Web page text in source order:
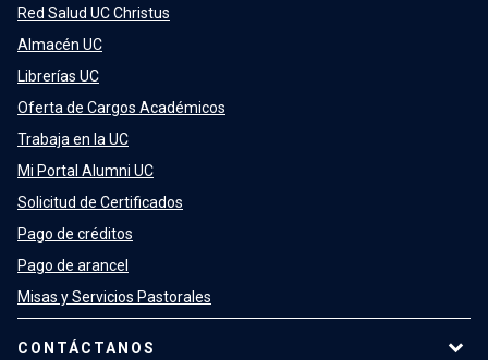
Red Salud UC Christus
Almacén UC
Librerías UC
Oferta de Cargos Académicos
Trabaja en la UC
Mi Portal Alumni UC
Solicitud de Certificados
Pago de créditos
Pago de arancel
Misas y Servicios Pastorales
CONTÁCTANOS